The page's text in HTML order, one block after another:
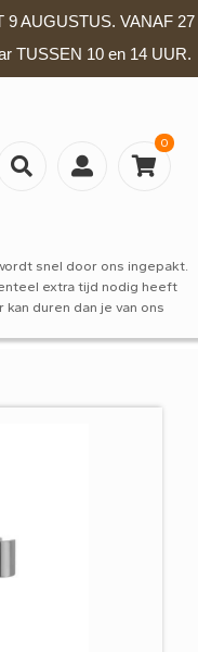
9 AUGUSTUS. VANAF 27
TUSSEN 10 en 14 UUR.
0
snel door ons ingepakt.
extra tijd nodig heeft
duren dan je van ons